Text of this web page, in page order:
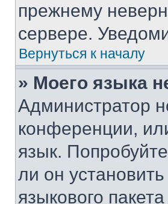
прежнему
сервере.
Вернуться к началу
» Моего языка
Администратор
конференции,
язык.
ли он
языкового